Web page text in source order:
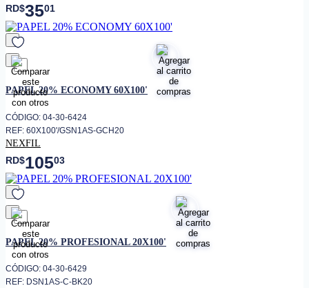
RD$3501
favorito
PAPEL 20% ECONOMY 60X100'
CÓDIGO: 04-30-6424
REF: 60X100'/GSN1AS-GCH20
NEXFIL
RD$10503
favorito
PAPEL 20% PROFESIONAL 20X100'
CÓDIGO: 04-30-6429
REF: DSN1AS-C-BK20